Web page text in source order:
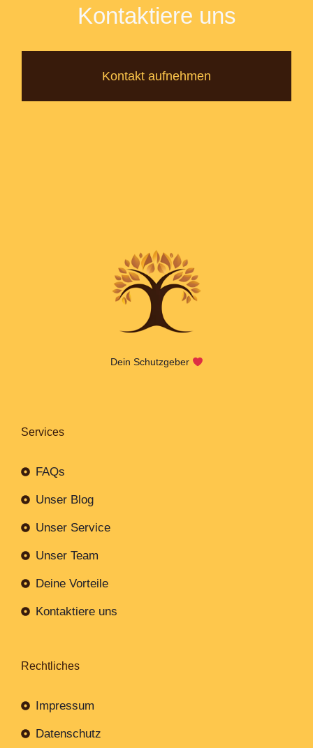
Kontaktiere uns
Kontakt aufnehmen
Dein Schutzgeber
Services
FAQs
Unser Blog
Unser Service
Unser Team
Deine Vorteile
Kontaktiere uns
Rechtliches
Impressum
Datenschutz